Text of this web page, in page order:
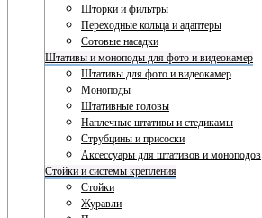
Шторки и фильтры
Переходные кольца и адаптеры
Сотовые насадки
Штативы и моноподы для фото и видеокамер
Штативы для фото и видеокамер
Моноподы
Штативные головы
Наплечные штативы и стедикамы
Струбцины и присоски
Аксессуары для штативов и моноподов
Стойки и системы крепления
Стойки
Журавли